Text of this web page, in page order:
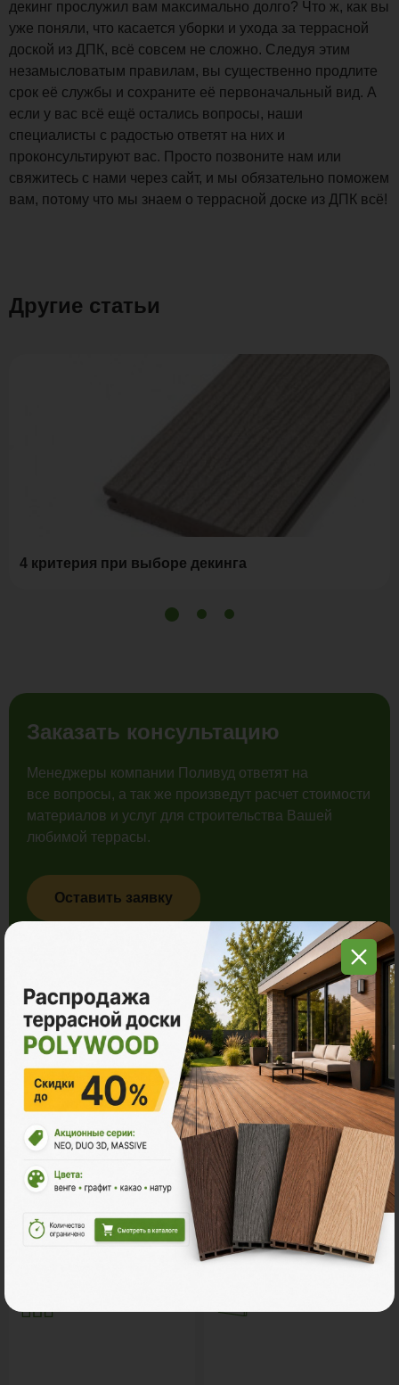
декинг прослужил вам максимально долго? Что ж, как вы
уже поняли, что касается уборки и ухода за террасной
доской из ДПК, всё совсем не сложно. Следуя этим
незамысловатым правилам, вы существенно продлите
срок её службы и сохраните её первоначальный вид. А
если у вас всё ещё остались вопросы, наши
специалисты с радостью ответят на них и
проконсультируют вас. Просто позвоните нам или
свяжитесь с нами через сайт, и мы обязательно поможем
вам, потому что мы знаем о террасной доске из ДПК всё!
Другие статьи
4 критерия при выборе декинга
Заказать консультацию
Менеджеры компании Поливуд ответят на
все вопросы, а так же произведут расчет стоимости
материалов и услуг для строительства Вашей
любимой террасы.
Оставить заявку
Ознакомьтесь с нашей
продукцией
Террасная доска ДПК Ступени из ДПК